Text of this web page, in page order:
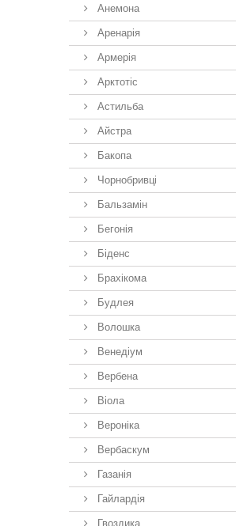
Анемона
Аренарія
Армерія
Арктотiс
Астильба
Айстра
Бакопа
Чорнобривці
Бальзамін
Бегонія
Біденс
Брахікома
Будлея
Волошка
Венедіум
Вербена
Віола
Вероніка
Вербаскум
Газанія
Гайлардія
Гвоздика